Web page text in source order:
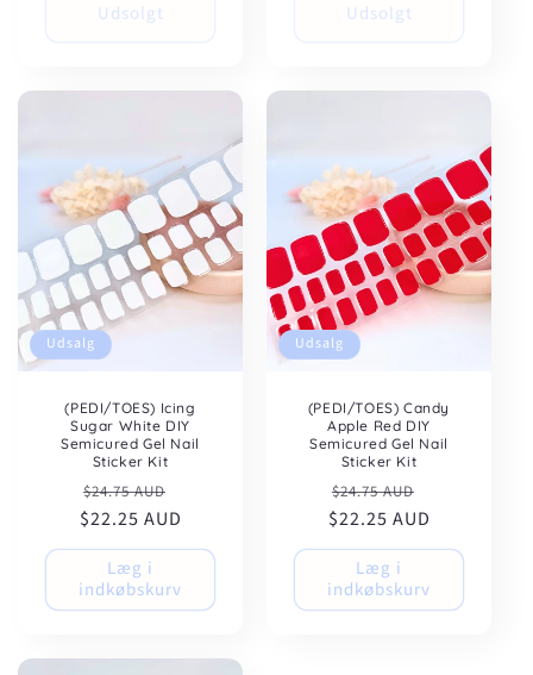
Udsolgt Udsolgt
Udsalg
(PEDI/TOES) Icing
Sugar White DIY
Semicured Gel Nail
Sticker Kit
Normalpris
$24.75 AUD
$22.25 AUD
Læg i
indkøbskurv
Udsalg
(PEDI/TOES) Candy
Apple Red DIY
Semicured Gel Nail
Sticker Kit
Normalpris
$24.75 AUD
$22.25 AUD
Læg i
indkøbskurv